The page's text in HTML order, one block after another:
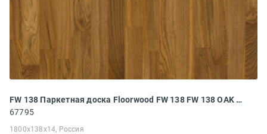
FW 138 Паркетная доска Floorwood FW 138 FW 138 OAK MADISON PREMIUM BROWN OIL 1S (1800x138x14 мм)
67795
1800x138x14, Россия